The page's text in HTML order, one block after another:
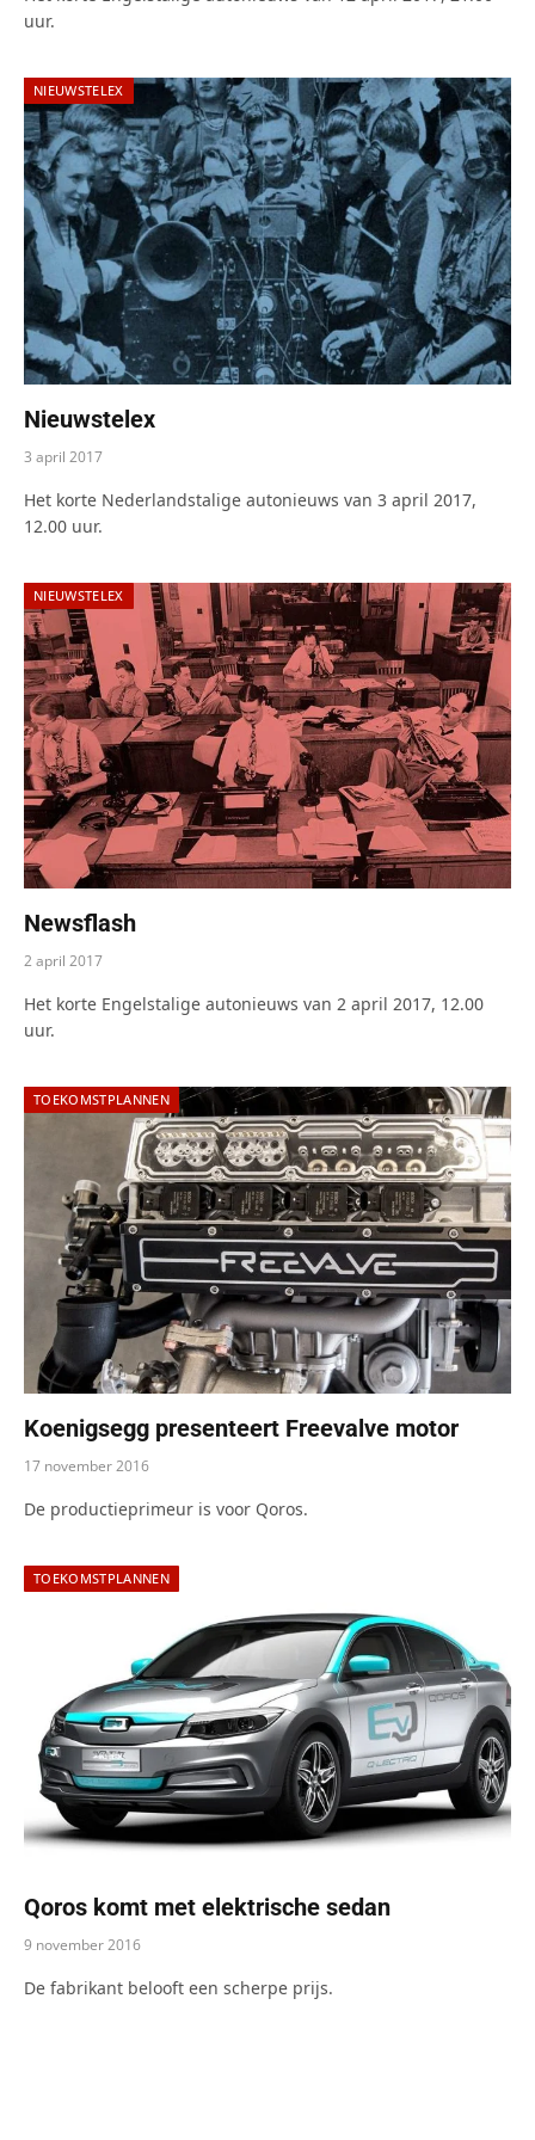
uur.
NIEUWSTELEX
Nieuwstelex
3 april 2017
Het korte Nederlandstalige autonieuws van 3 april 2017,
12.00 uur.
NIEUWSTELEX
Newsflash
2 april 2017
Het korte Engelstalige autonieuws van 2 april 2017, 12.00
uur.
TOEKOMSTPLANNEN
Koenigsegg presenteert Freevalve motor
17 november 2016
De productieprimeur is voor Qoros.
TOEKOMSTPLANNEN
Qoros komt met elektrische sedan
9 november 2016
De fabrikant belooft een scherpe prijs.